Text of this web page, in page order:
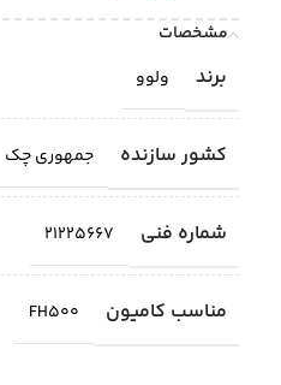
مشخصات
برند ولوو
کشور سازنده جمهوری چک
شماره فنی 21225667
مناسب کامیون FH500